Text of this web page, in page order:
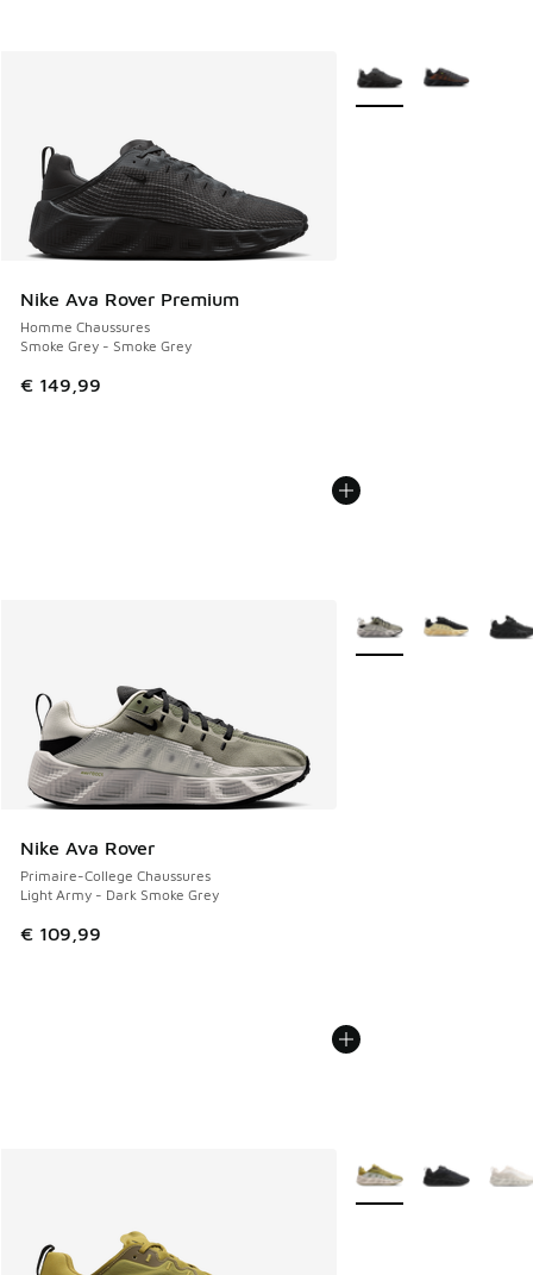
Nike Ava Rover Premium
Homme Chaussures
Smoke Grey - Smoke Grey
€ 149,99
Plus de couleurs
Nike Ava Rover
Primaire-College Chaussures
Light Army - Dark Smoke Grey
€ 109,99
Plus de couleurs
Plus de couleurs